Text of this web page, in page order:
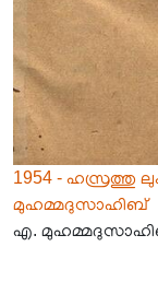
1954 - ഹസ്രത്തു
മുഹമ്മദുസാഹിബ്
എ.